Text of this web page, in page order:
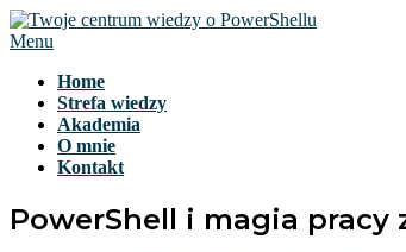
Przejdź
do
Menu
Home
Strefa wiedzy
Akademia
O mnie
Kontakt
PowerShell i magia